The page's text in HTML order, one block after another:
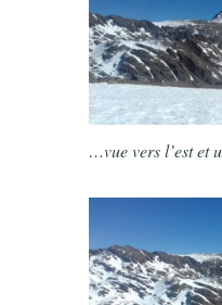
…vue vers l’est et